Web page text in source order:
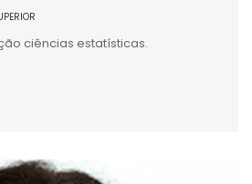
ciências estatísticas.